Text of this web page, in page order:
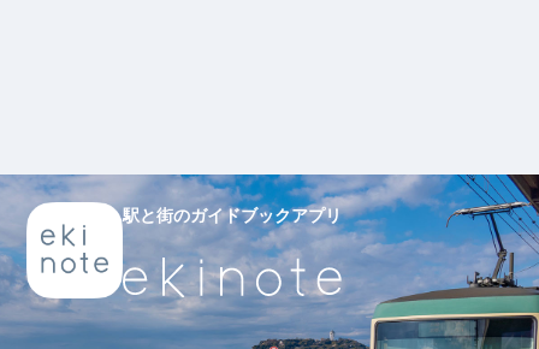
駅と街のガイドブックアプリ